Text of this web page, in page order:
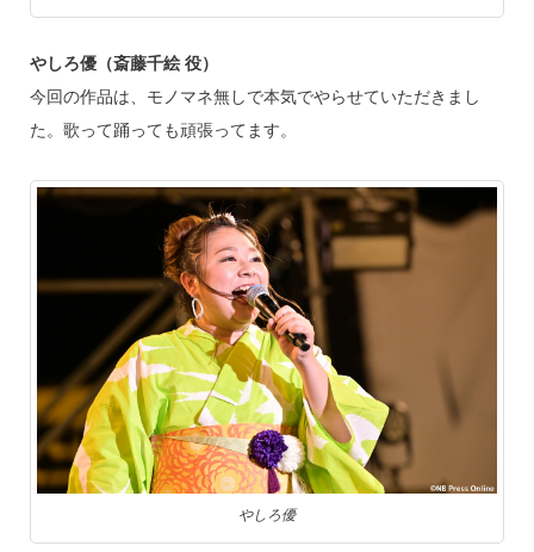
やしろ優（斎藤千絵 役）
今回の作品は、モノマネ無しで本気でやらせていただきまし
た。歌って踊っても頑張ってます。
やしろ優